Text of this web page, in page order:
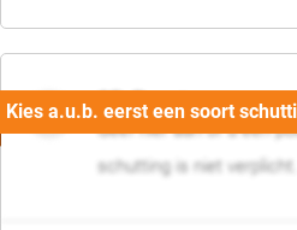
05. Poort
Geef hier aan of u een
schutting is niet verplicht.